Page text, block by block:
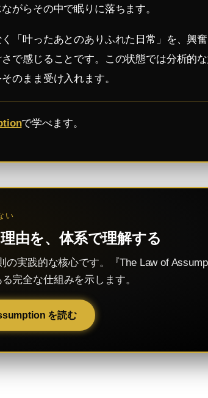
がらその中で眠りに落ちます。
「叶ったあとのありふれた日常」を、興
で感じることです。この状態では分析的
のまま受け入れます。
で学べます。
い
由を、体系で理解する
の実践的な核心です。『The Law of
完全な仕組みを示します。
を読む